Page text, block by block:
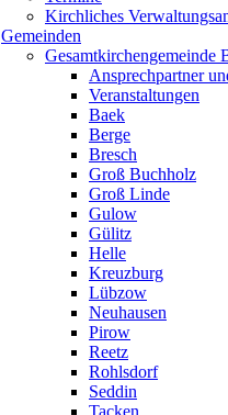
Kirchliches
Gemeinden
Gesamtkirchengemeinde
Ansprechpartner
Veranstaltungen
Baek
Berge
Bresch
Groß Buchholz
Groß Linde
Gulow
Gülitz
Helle
Kreuzburg
Lübzow
Neuhausen
Pirow
Reetz
Rohlsdorf
Seddin
Tacken